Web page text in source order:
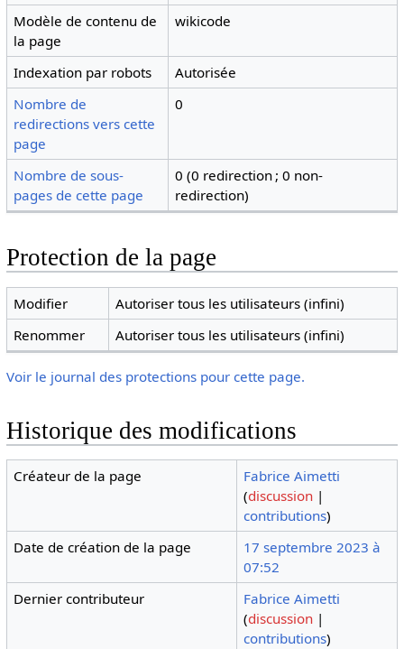
Modèle de contenu de
la page
wikicode
Indexation par robots
Autorisée
Nombre de
redirections vers cette
page
0
Nombre de sous-
pages de cette page
0 (0 redirection ; 0 non-
redirection)
Protection de la page
Modifier
Autoriser tous les utilisateurs (infini)
Renommer
Autoriser tous les utilisateurs (infini)
Voir le journal des protections pour cette page.
Historique des modifications
Créateur de la page
Fabrice Aimetti
(discussion |
contributions)
Date de création de la page
17 septembre 2023 à
07:52
Dernier contributeur
Fabrice Aimetti
(discussion |
contributions)